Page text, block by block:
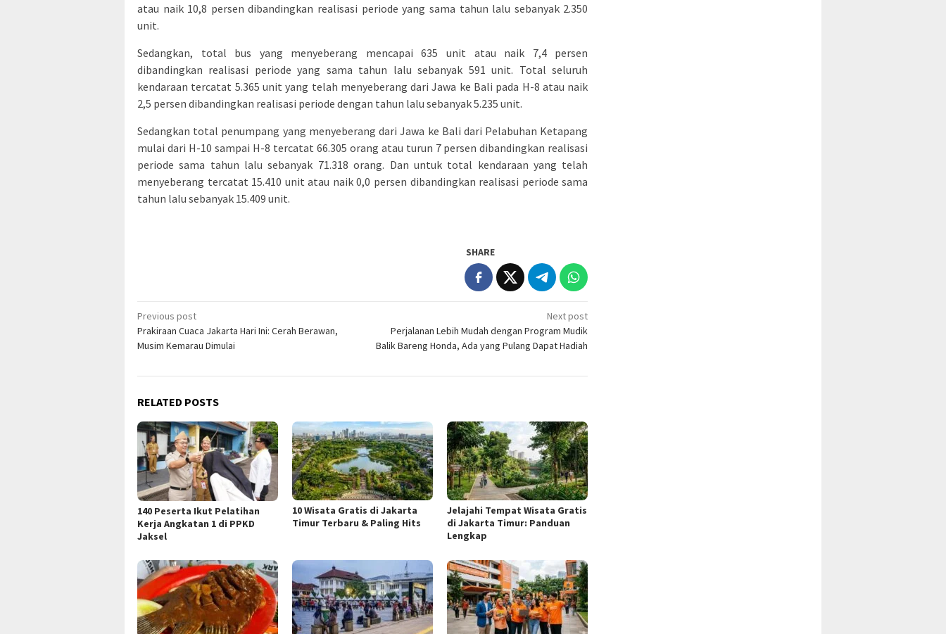
atau naik 10,8 persen dibandingkan realisasi periode yang sama tahun lalu sebanyak 2.350
unit.
Sedangkan, total bus yang menyeberang mencapai 635 unit atau naik 7,4 persen
dibandingkan realisasi periode yang sama tahun lalu sebanyak 591 unit. Total seluruh
kendaraan tercatat 5.365 unit yang telah menyeberang dari Jawa ke Bali pada H-8 atau naik
2,5 persen dibandingkan realisasi periode dengan tahun lalu sebanyak 5.235 unit.
Sedangkan total penumpang yang menyeberang dari Jawa ke Bali dari Pelabuhan Ketapang
mulai dari H-10 sampai H-8 tercatat 66.305 orang atau turun 7 persen dibandingkan realisasi
periode sama tahun lalu sebanyak 71.318 orang. Dan untuk total kendaraan yang telah
menyeberang tercatat 15.410 unit atau naik 0,0 persen dibandingkan realisasi periode sama
tahun lalu sebanyak 15.409 unit.
SHARE
Post
navigation
Previous post
Prakiraan Cuaca Jakarta Hari Ini: Cerah Berawan,
Musim Kemarau Dimulai
Next post
Perjalanan Lebih Mudah dengan Program Mudik
Balik Bareng Honda, Ada yang Pulang Dapat Hadiah
RELATED POSTS
140 Peserta Ikut Pelatihan
Kerja Angkatan 1 di PPKD
Jaksel
10 Wisata Gratis di Jakarta
Timur Terbaru & Paling Hits
Jelajahi Tempat Wisata Gratis
di Jakarta Timur: Panduan
Lengkap